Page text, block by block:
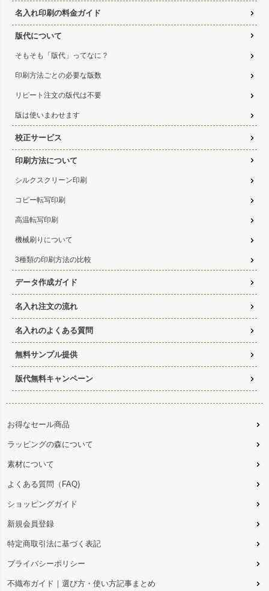
名入れ印刷の料金ガイド
版代について
そもそも「版代」ってなに？
印刷方法ごとの必要な版数
リピート注文の版代は不要
版は使いまわせます
校正サービス
印刷方法について
シルクスクリーン印刷
コピー転写印刷
高温転写印刷
機械刷りについて
3種類の印刷方法の比較
データ作成ガイド
名入れ注文の流れ
名入れのよくある質問
無料サンプル提供
版代無料キャンペーン
お得なセール商品
ラッピングの森について
素材について
よくある質問（FAQ)
ショッピングガイド
新規会員登録
特定商取引法に基づく表記
プライバシーポリシー
不織布ガイド｜選び方・使い方記事まとめ